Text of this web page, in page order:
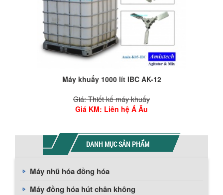
Máy khuấy 1000 lít IBC AK-12
Giá: Thiết kế máy khuấy
Giá KM: Liên hệ Á Âu
DANH MỤC SẢN PHẨM
Máy nhũ hóa đồng hóa
Máy đồng hóa hút chân không